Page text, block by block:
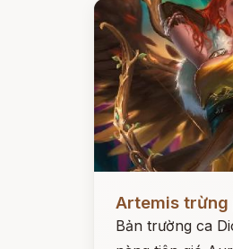
Artemis trừng
Bản trường ca